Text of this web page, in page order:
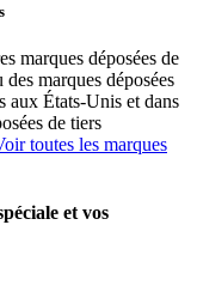
marques déposées de
marques déposées
aux États-Unis et dans
de tiers
toutes les marques
et vos